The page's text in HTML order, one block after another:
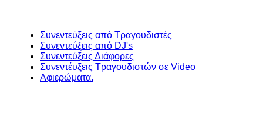
Συνεντεύξεις από Τραγουδιστές
Συνεντεύξεις από DJ's
Συνεντεύξεις Διάφορες
Συνεντέυξεις Τραγουδιστών σε Video
Αφιερώματα.